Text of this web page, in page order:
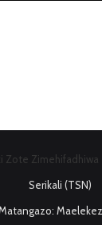
Zote Zimehifadhiwa
Serikali (TSN)